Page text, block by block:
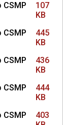
CSMP
107
KB
CSMP
445
KB
CSMP
436
KB
CSMP
444
KB
CSMP
403